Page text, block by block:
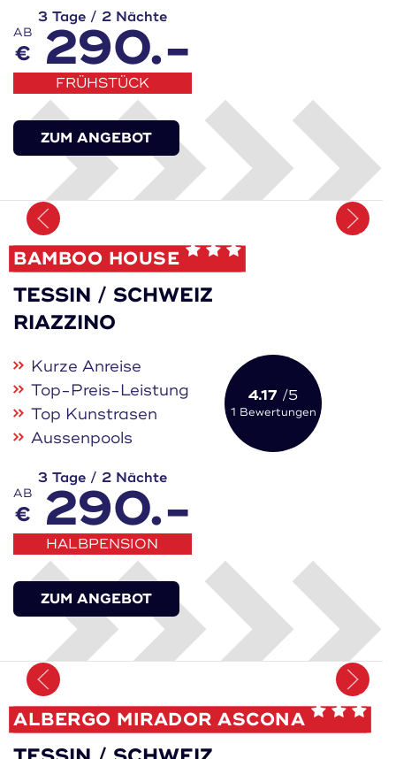
3 Tage / 2 Nächte
AB
€ 290.-
FRÜHSTÜCK
ZUM ANGEBOT
Merken
BAMBOO HOUSE
TESSIN / SCHWEIZ
RIAZZINO
Kurze Anreise
Top-Preis-Leistung
Top Kunstrasen
Aussenpools
4.17 /5
1 Bewertungen
3 Tage / 2 Nächte
AB
€ 290.-
HALBPENSION
ZUM ANGEBOT
Merken
ALBERGO MIRADOR ASCONA